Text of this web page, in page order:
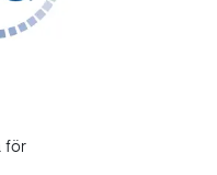
för